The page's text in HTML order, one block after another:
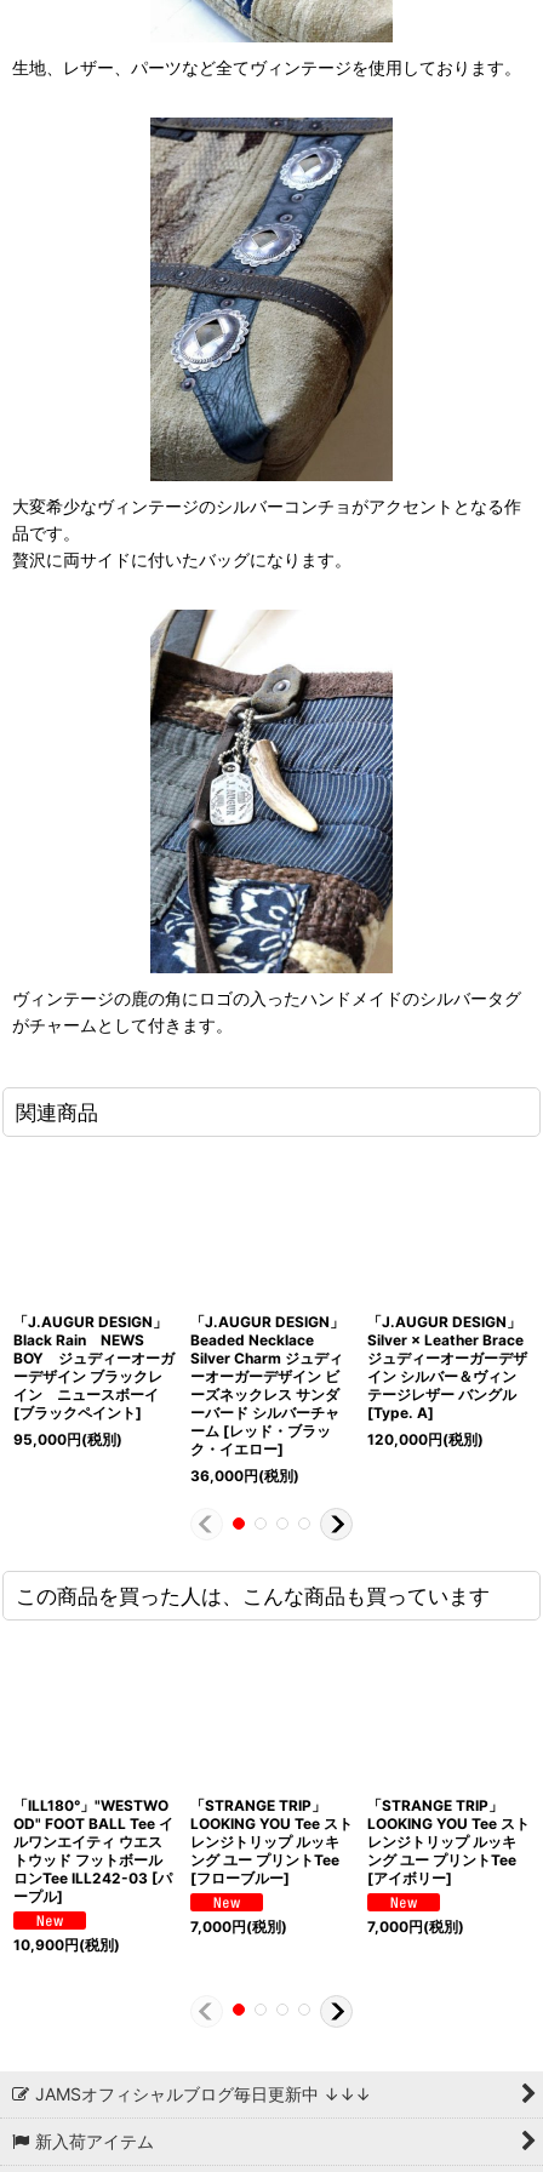
生地、レザー、パーツなど全てヴィンテージを使用しております。
大変希少なヴィンテージのシルバーコンチョがアクセントとなる作
品です。
贅沢に両サイドに付いたバッグになります。
ヴィンテージの鹿の角にロゴの入ったハンドメイドのシルバータグ
がチャームとして付きます。
関連商品
「J.AUGUR DESIGN」
Black Rain NEWS
BOY ジュディーオーガ
ーデザイン ブラックレ
イン ニュースボーイ
[ブラックペイント]
95,000円(税別)
「J.AUGUR DESIGN」
Beaded Necklace
Silver Charm ジュディ
ーオーガーデザイン ビ
ーズネックレス サンダ
ーバード シルバーチャ
ーム [レッド・ブラッ
ク・イエロー]
36,000円(税別)
「J.AUGUR DESIGN」
Silver × Leather Brace
ジュディーオーガーデザ
イン シルバー＆ヴィン
テージレザー バングル
[Type. A]
120,000円(税別)
この商品を買った人は、こんな商品も買っています
「ILL180°」"WESTWO
OD" FOOT BALL Tee イ
ルワンエイティ ウエス
トウッド フットボール
ロンTee ILL242-03 [パ
ープル]
10,900円(税別)
「STRANGE TRIP」
LOOKING YOU Tee スト
レンジトリップ ルッキ
ング ユー プリントTee
[フローブルー]
7,000円(税別)
「STRANGE TRIP」
LOOKING YOU Tee スト
レンジトリップ ルッキ
ング ユー プリントTee
[アイボリー]
7,000円(税別)
JAMSオフィシャルブログ毎日更新中 ↓↓↓
新入荷アイテム